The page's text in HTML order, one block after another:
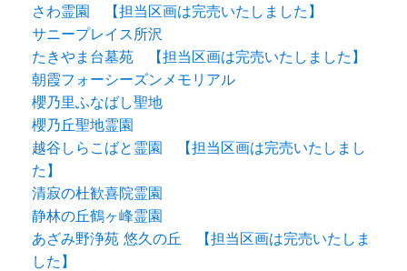
さわ霊園 【担当区画は完売いたしました】
サニープレイス所沢
たきやま台墓苑 【担当区画は完売いたしました】
朝霞フォーシーズンメモリアル
櫻乃里ふなばし聖地
櫻乃丘聖地霊園
越谷しらこばと霊園 【担当区画は完売いたしまし
た】
清寂の杜歓喜院霊園
静林の丘鶴ヶ峰霊園
あざみ野浄苑 悠久の丘 【担当区画は完売いたしま
した】